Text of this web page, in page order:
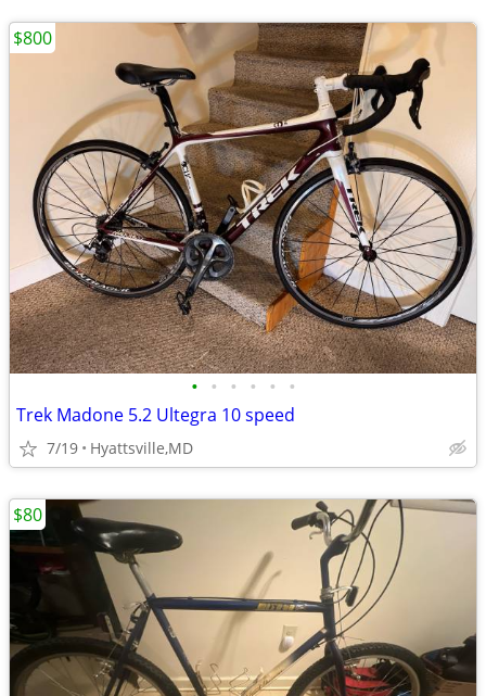
• • • • • •
Trek Madone 5.2 Ultegra 10 speed
7/19 Hyattsville,MD
$800
$80